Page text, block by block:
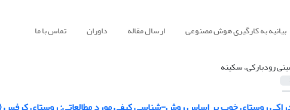
بیانیه به کارگیری هوش مصنوعی ارسال مقاله داوران تماس با ما
رودبارکی، سکینه